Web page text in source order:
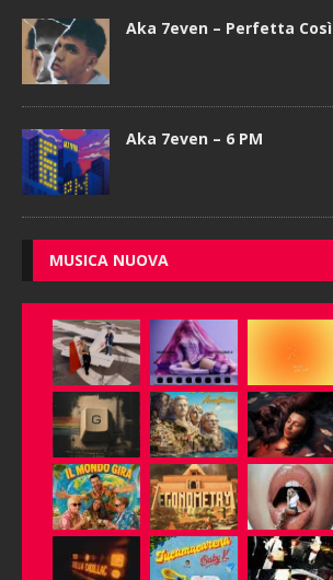
Aka 7even – Perfetta Così
Aka 7even – 6 PM
MUSICA NUOVA